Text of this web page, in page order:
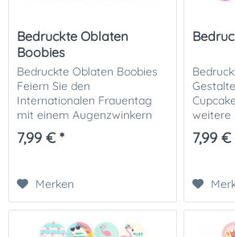
Bedruckte Oblaten
Boobies
Bedruckte Oblaten Boobies
Feiern Sie den
Internationalen Frauentag
mit einem Augenzwinkern
mit unseren bedruckten
Oblaten "Boobies". Diese
für...
7,99 € *
Merken
weitere
diesen
7,99 €